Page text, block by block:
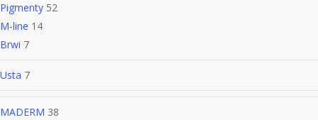
Pigmenty 52
M-line 14
Brwi 7
Usta 7
MADERM 38